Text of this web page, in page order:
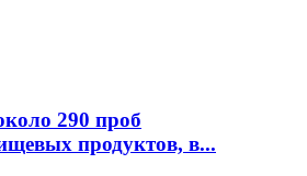
290 проб
продуктов, в...